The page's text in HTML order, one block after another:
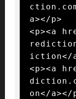
a></p>
<p><a
iction</
<p><a
on</a></